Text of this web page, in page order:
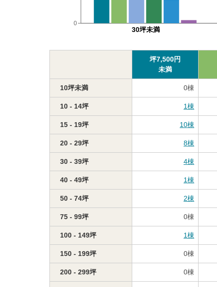
30坪未満
0
坪7,500円
未満
10坪未満 0棟
10 - 14坪 1棟
15 - 19坪 10棟
20 - 29坪 8棟
30 - 39坪 4棟
40 - 49坪 1棟
50 - 74坪 2棟
75 - 99坪 0棟
100 - 149坪 1棟
150 - 199坪 0棟
200 - 299坪 0棟